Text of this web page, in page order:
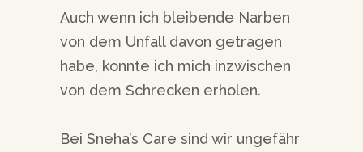
Auch wenn ich bleibende Narben
von dem Unfall davon getragen
habe, konnte ich mich inzwischen
von dem Schrecken erholen.
Bei Sneha’s Care sind wir ungefähr